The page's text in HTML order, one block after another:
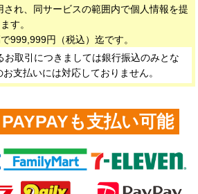
され、同サービスの範囲内で個人情報を提
す。
999,999円（税込）迄です。
お取引につきましては銀行振込のみとな
支払いには対応しておりません。
も支払い可能